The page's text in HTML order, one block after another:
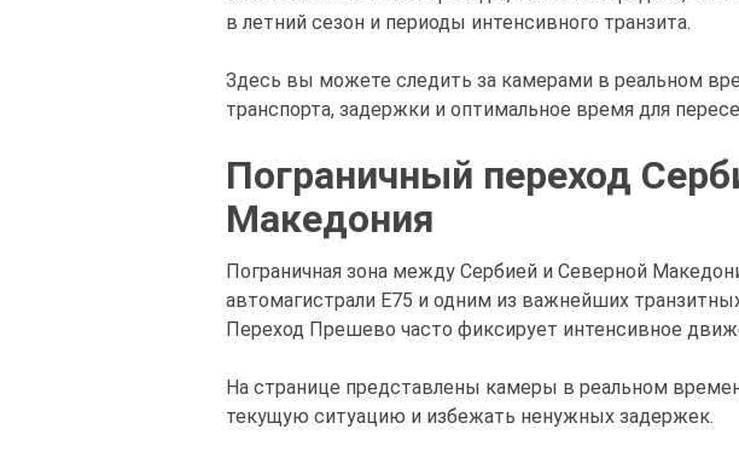
в летний сезон и периоды интенсивного транзита.
Здесь вы можете следить за камерами в реальном
транспорта, задержки и оптимальное время для
Пограничный переход
Македония
Пограничная зона между Сербией и Северной
автомагистрали E75 и одним из важнейших
Переход Прешево часто фиксирует интенсивное
На странице представлены камеры в реальном
текущую ситуацию и избежать ненужных задержек.